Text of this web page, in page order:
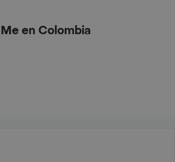
en Colombia